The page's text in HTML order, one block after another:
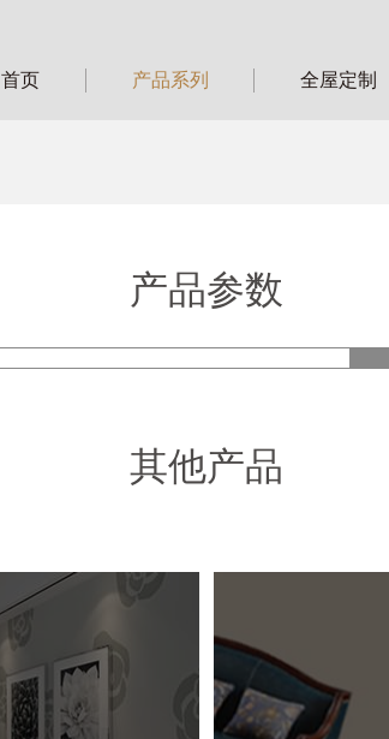
首页 产品系列 全屋定制
产品参数
其他产品